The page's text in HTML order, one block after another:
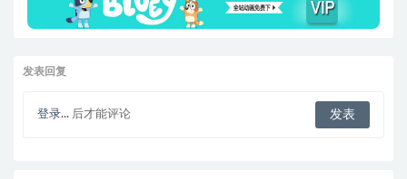
发表回复
登录... 后才能评论